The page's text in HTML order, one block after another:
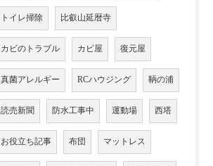
トイレ掃除 比叡山延暦寺
カビのトラブル カビ屋 復元屋
真菌アレルギー RCハウジング 鞆の浦
読売新聞 防水工事中 運動場 西塔
お役立ち記事 布団 マットレス